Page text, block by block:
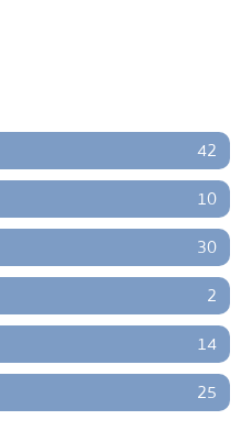
42
10
30
2
14
25